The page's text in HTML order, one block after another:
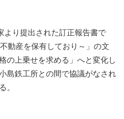
より提出された訂正報告書で
動産を保有しており～」の文
の上乗せを求める」へと変化し
島鉄工所との間で協議がなされ